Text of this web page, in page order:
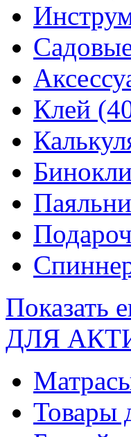
Клей
Бинокли
Показать
ДЛЯ
Товары